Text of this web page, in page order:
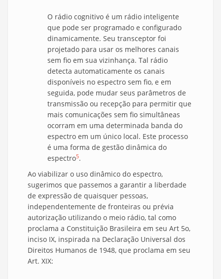
O rádio cognitivo é um rádio inteligente
que pode ser programado e configurado
dinamicamente. Seu transceptor foi
projetado para usar os melhores canais
sem fio em sua vizinhança. Tal rádio
detecta automaticamente os canais
disponíveis no espectro sem fio, e em
seguida, pode mudar seus parâmetros de
transmissão ou recepção para permitir que
mais comunicações sem fio simultâneas
ocorram em uma determinada banda do
espectro em um único local. Este processo
é uma forma de gestão dinâmica do
espectro5.
Ao viabilizar o uso dinâmico do espectro,
sugerimos que passemos a garantir a liberdade
de expressão de quaisquer pessoas,
independentemente de fronteiras ou prévia
autorização utilizando o meio rádio, tal como
proclama a Constituição Brasileira em seu Art 5o,
inciso IX, inspirada na Declaração Universal dos
Direitos Humanos de 1948, que proclama em seu
Art. XIX: